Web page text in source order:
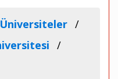
Üniversiteler